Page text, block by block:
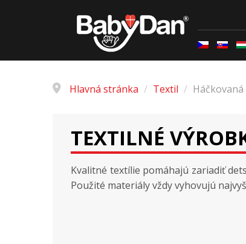
Hlavná stránka / Textil / Háčkovaná
TEXTILNÉ
Kvalitné textílie pomáhajú zariadiť
Použité materiály vždy vyhovujú